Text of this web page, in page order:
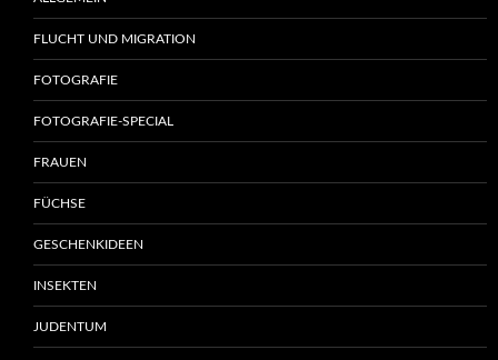
FLUCHT UND MIGRATION
FOTOGRAFIE
FOTOGRAFIE-SPECIAL
FRAUEN
FÜCHSE
GESCHENKIDEEN
INSEKTEN
JUDENTUM